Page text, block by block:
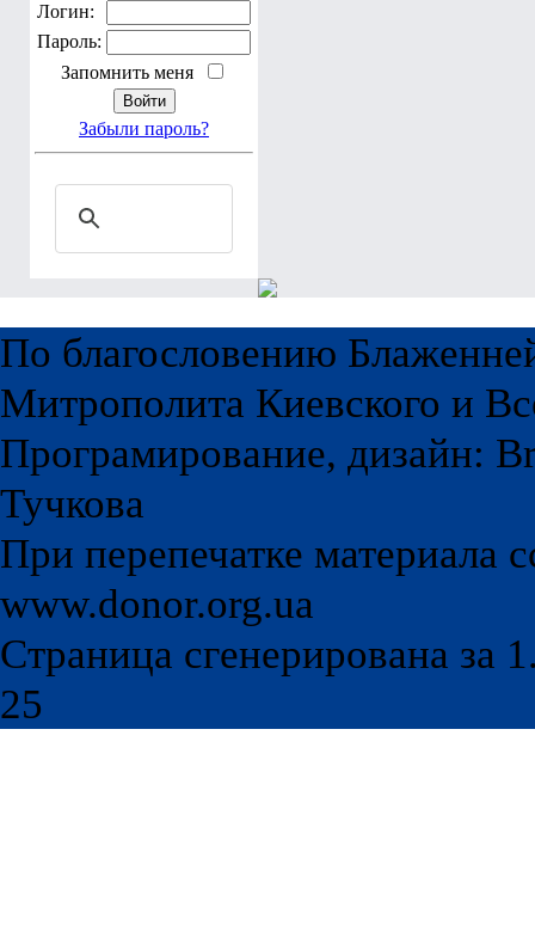
Логин:
Пароль:
Запомнить меня
Забыли пароль?
По благословению
Митрополита Киевского и
Програмирование, дизайн:
Тучкова
При перепечатке материала
www.donor.org.ua
Страница сгенерирована за
25